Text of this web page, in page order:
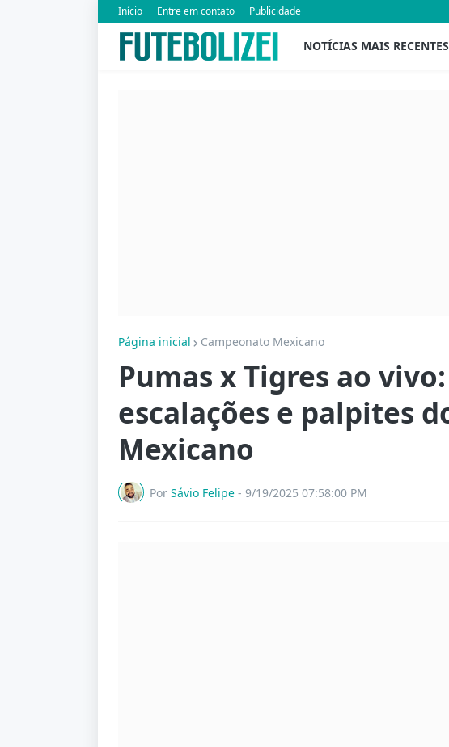
Início Entre em contato Publicidade
NOTÍCIAS MAIS RECENTES
Página inicial Campeonato Mexicano
Pumas x Tigres ao
escalações e palpites
Mexicano
Por Sávio Felipe - 9/19/2025 07:58:00 PM